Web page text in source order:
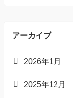
アーカイブ
2026年1月
2025年12月